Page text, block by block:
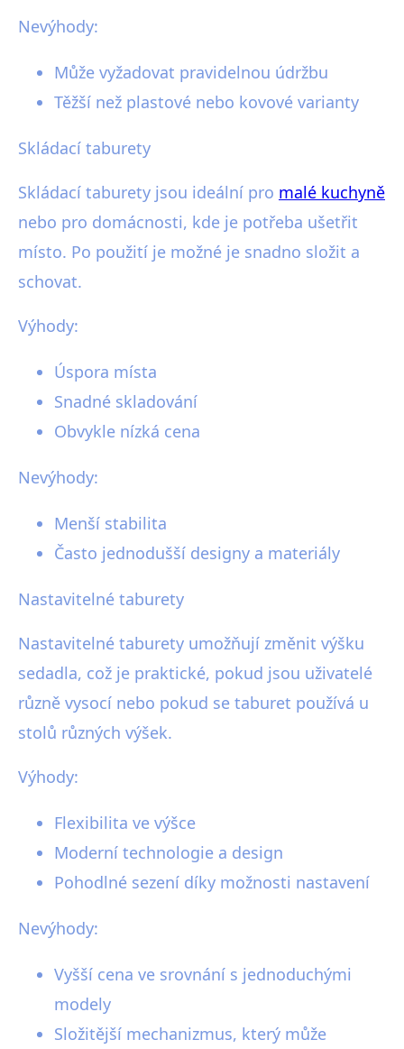
Nevýhody:
Může vyžadovat pravidelnou údržbu
Těžší než plastové nebo kovové varianty
Skládací taburety
Skládací taburety jsou ideální pro malé kuchyně
nebo pro domácnosti, kde je potřeba ušetřit
místo. Po použití je možné je snadno složit a
schovat.
Výhody:
Úspora místa
Snadné skladování
Obvykle nízká cena
Nevýhody:
Menší stabilita
Často jednodušší designy a materiály
Nastavitelné taburety
Nastavitelné taburety umožňují změnit výšku
sedadla, což je praktické, pokud jsou uživatelé
různě vysocí nebo pokud se taburet používá u
stolů různých výšek.
Výhody:
Flexibilita ve výšce
Moderní technologie a design
Pohodlné sezení díky možnosti nastavení
Nevýhody:
Vyšší cena ve srovnání s jednoduchými
modely
Složitější mechanizmus, který může